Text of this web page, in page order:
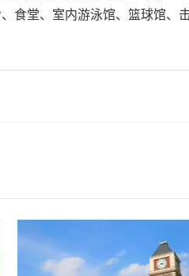
食堂、室内游泳馆、篮球馆、